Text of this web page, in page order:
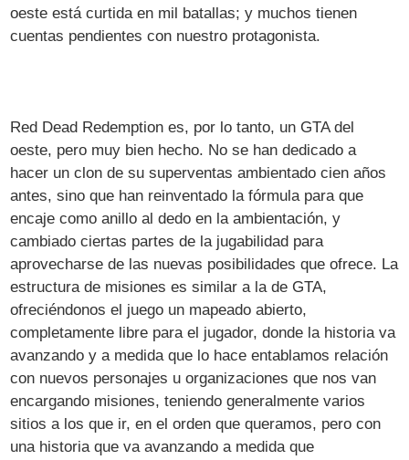
oeste está curtida en mil batallas; y muchos tienen
cuentas pendientes con nuestro protagonista.
Red Dead Redemption es, por lo tanto, un GTA del
oeste, pero muy bien hecho. No se han dedicado a
hacer un clon de su superventas ambientado cien años
antes, sino que han reinventado la fórmula para que
encaje como anillo al dedo en la ambientación, y
cambiado ciertas partes de la jugabilidad para
aprovecharse de las nuevas posibilidades que ofrece. La
estructura de misiones es similar a la de GTA,
ofreciéndonos el juego un mapeado abierto,
completamente libre para el jugador, donde la historia va
avanzando y a medida que lo hace entablamos relación
con nuevos personajes u organizaciones que nos van
encargando misiones, teniendo generalmente varios
sitios a los que ir, en el orden que queramos, pero con
una historia que va avanzando a medida que